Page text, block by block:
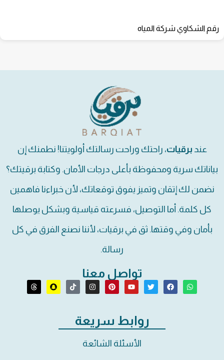
رقم الشكاوي شركة المياه
عند برقيات، راحتك وراحت رسالتك أولويتنا! نطمنك إن
بياناتك سرية ومحفوظة بأعلى درجات الأمان. وكتابة برقيتك؟
نضمن لك إتقان وتميز يفوق توقعاتك، لأن خبراءنا فاهمين
كل كلمة. أما التوصيل، فسرعته قياسية وبشكل يوصلها
بأمان وفي وقتها. ثق في برقيات، لأننا نصنع الفرق في كل
رسالة.
تواصل معنا
روابط سريعة
الأسئلة الشائعة